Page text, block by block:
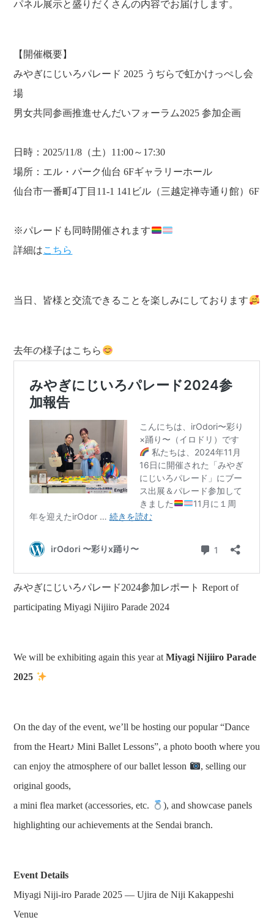
パネル展示と盛りだくさんの内容でお届けします。
【開催概要】
みやぎにじいろパレード 2025 うぢらで虹かけっぺし会
場
男女共同参画推進せんだいフォーラム2025 参加企画
日時：2025/11/8（土）11:00～17:30
場所：エル・パーク仙台 6Fギャラリーホール
仙台市一番町4丁目11-1 141ビル（三越定禅寺通り館）6F
※パレードも同時開催されます
詳細はこちら
当日、皆様と交流できることを楽しみにしております
去年の様子はこちら
みやぎにじいろパレード2024参加レポート Report of
participating Miyagi Nijiiro Parade 2024
We will be exhibiting again this year at Miyagi Nijiiro Parade
2025
On the day of the event, we’ll be hosting our popular “Dance
from the Heart♪ Mini Ballet Lessons”, a photo booth where you
can enjoy the atmosphere of our ballet lesson
, selling our
original goods,
a mini flea market (accessories, etc.
), and showcase panels
highlighting our achievements at the Sendai branch.
Event Details
Miyagi Niji-iro Parade 2025 — Ujira de Niji Kakappeshi
Venue